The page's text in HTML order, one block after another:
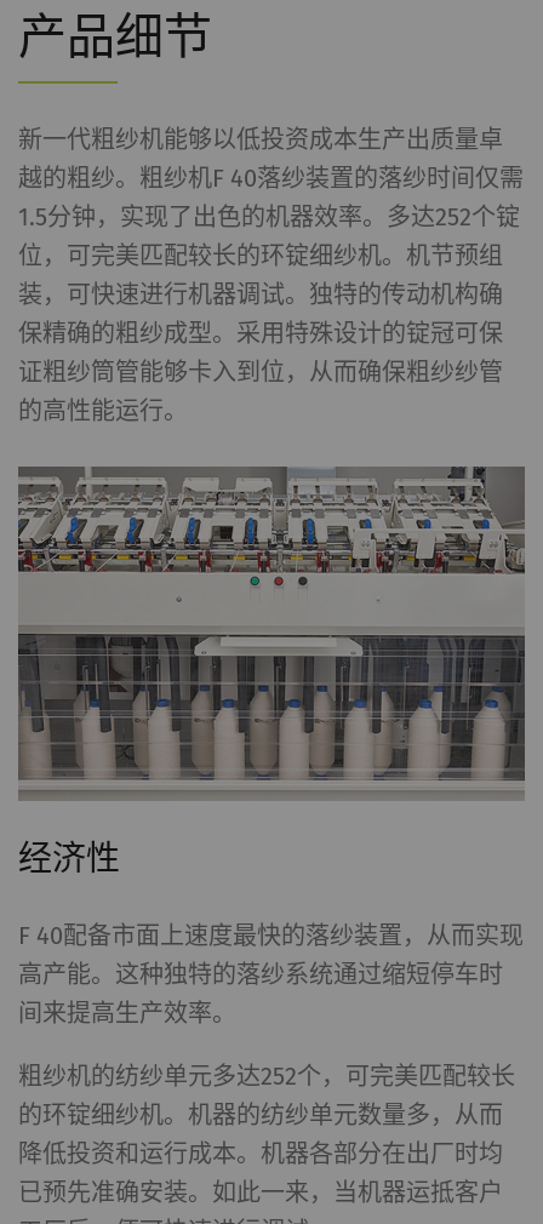
产品细节
新一代粗纱机能够以低投资成本生产出质量卓
越的粗纱。粗纱机F 40落纱装置的落纱时间仅需
1.5分钟，实现了出色的机器效率。多达252个锭
位，可完美匹配较长的环锭细纱机。机节预组
装，可快速进行机器调试。独特的传动机构确
保精确的粗纱成型。采用特殊设计的锭冠可保
证粗纱筒管能够卡入到位，从而确保粗纱纱管
的高性能运行。
经济性
F 40配备市面上速度最快的落纱装置，从而实现
高产能。这种独特的落纱系统通过缩短停车时
间来提高生产效率。
粗纱机的纺纱单元多达252个，可完美匹配较长
的环锭细纱机。机器的纺纱单元数量多，从而
降低投资和运行成本。机器各部分在出厂时均
已预先准确安装。如此一来，当机器运抵客户